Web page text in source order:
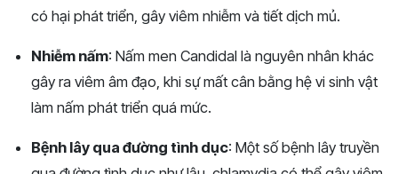
có hại phát triển, gây viêm nhiễm và tiết dịch mủ​.
Nhiễm nấm: Nấm men Candidal là nguyên nhân khác
gây ra viêm âm đạo, khi sự mất cân bằng hệ vi sinh vật
làm nấm phát triển quá mức​​.
Bệnh lây qua đường tình dục: Một số bệnh lây truyền